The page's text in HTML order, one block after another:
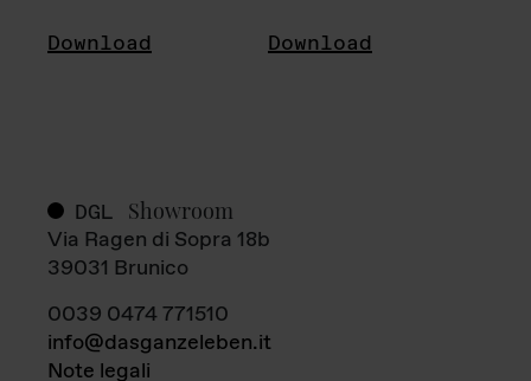
Download Download
DGL Showroom
Via Ragen di Sopra 18b
39031 Brunico
0039 0474 771510
info@dasganzeleben.it
Note legali